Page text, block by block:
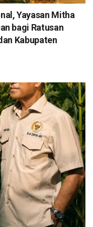
Yayasan Mitha
bagi Ratusan
Kabupaten